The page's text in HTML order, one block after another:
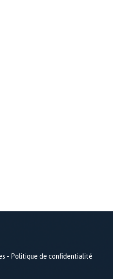
- Politique de confidentialité